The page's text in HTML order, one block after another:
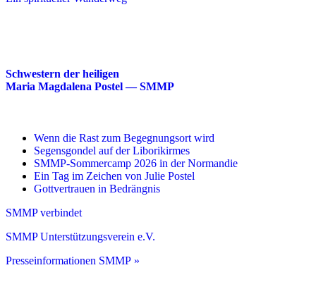
Schwestern der heiligen
Maria Magdalena Postel — SMMP
Wenn die Rast zum Begegnungsort wird
Segensgondel auf der Liborikirmes
SMMP-Sommercamp 2026 in der Normandie
Ein Tag im Zeichen von Julie Postel
Gottvertrauen in Bedrängnis
SMMP verbindet
SMMP Unterstützungsverein e.V.
Presseinformationen SMMP »